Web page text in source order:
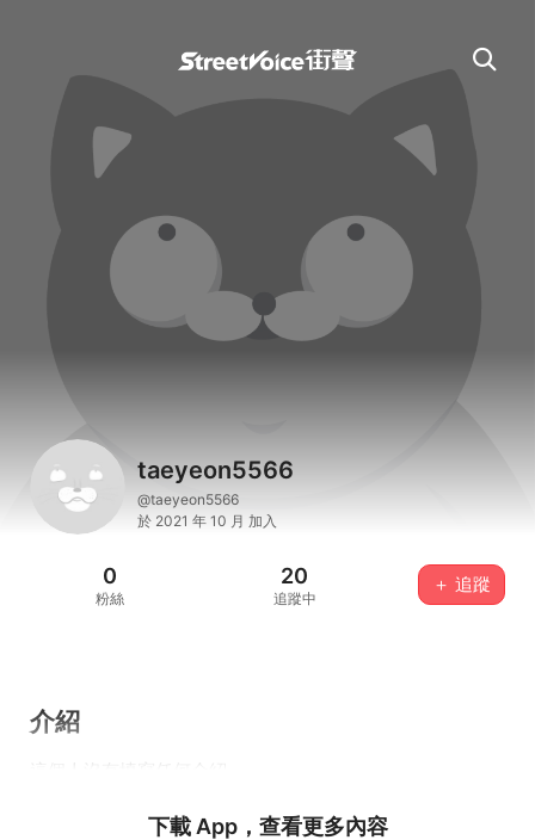
taeyeon5566
@taeyeon5566
於 2021 年 10 月 加入
0
粉絲
20
追蹤中
＋ 追蹤
介紹
下載 App，查看更多內容